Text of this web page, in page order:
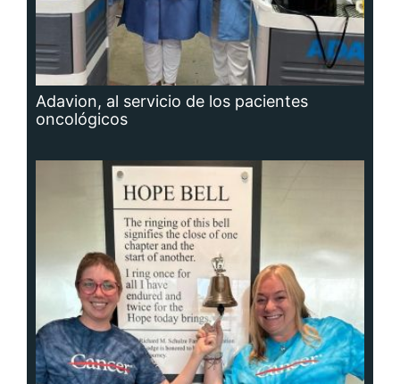
Adavion, al servicio de los pacientes
oncológicos